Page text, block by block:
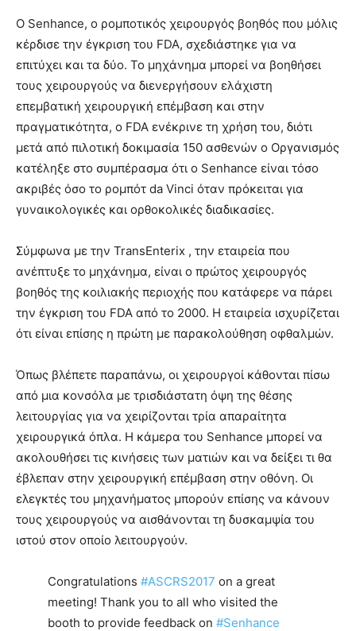
Ο Senhance, ο ρομποτικός χειρουργός βοηθός που μόλις
κέρδισε την έγκριση του FDA, σχεδιάστηκε για να
επιτύχει και τα δύο. Το μηχάνημα μπορεί να βοηθήσει
τους χειρουργούς να διενεργήσουν ελάχιστη
επεμβατική χειρουργική επέμβαση και στην
πραγματικότητα, ο FDA ενέκρινε τη χρήση του, διότι
μετά από πιλοτική δοκιμασία 150 ασθενών ο Οργανισμός
κατέληξε στο συμπέρασμα ότι ο Senhance είναι τόσο
ακριβές όσο το ρομπότ da Vinci όταν πρόκειται για
γυναικολογικές και ορθοκολικές διαδικασίες.
Σύμφωνα με την TransEnterix , την εταιρεία που
ανέπτυξε το μηχάνημα, είναι ο πρώτος χειρουργός
βοηθός της κοιλιακής περιοχής που κατάφερε να πάρει
την έγκριση του FDA από το 2000. Η εταιρεία ισχυρίζεται
ότι είναι επίσης η πρώτη με παρακολούθηση οφθαλμών.
Όπως βλέπετε παραπάνω, οι χειρουργοί κάθονται πίσω
από μια κονσόλα με τρισδιάστατη όψη της θέσης
λειτουργίας για να χειρίζονται τρία απαραίτητα
χειρουργικά όπλα. Η κάμερα του Senhance μπορεί να
ακολουθήσει τις κινήσεις των ματιών και να δείξει τι θα
έβλεπαν στην χειρουργική επέμβαση στην οθόνη. Οι
ελεγκτές του μηχανήματος μπορούν επίσης να κάνουν
τους χειρουργούς να αισθάνονται τη δυσκαμψία του
ιστού στον οποίο λειτουργούν.
Congratulations #ASCRS2017 on a great
meeting! Thank you to all who visited the
booth to provide feedback on #Senhance